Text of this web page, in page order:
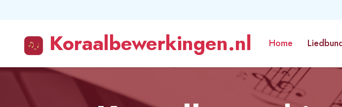
Koraalbewerkingen.nl Home